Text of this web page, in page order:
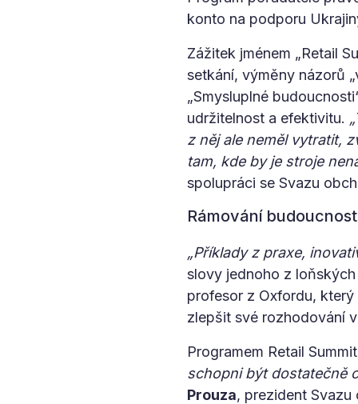
konto na podporu
Zážitek jménem „Retail
setkání, výměny názorů
„Smysluplné
udržitelnost a efektivitu.
z něj ale neměl vytratit,
tam, kde by je stroje
spolupráci se Svazu
Rámování
„Příklady z praxe,
slovy jednoho z
profesor z Oxfordu, který
zlepšit své rozhodování
Programem Retail
schopni být dostatečně
Prouza, prezident